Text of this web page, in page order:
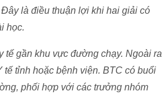
là điều thuận lợi khi hai giải có
học.
tế gần khu vực đường chạy. Ngoài ra
tỉnh hoặc bệnh viện. BTC có buổi
phối hợp với các trưởng nhóm